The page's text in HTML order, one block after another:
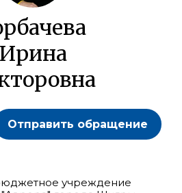
Ирина
Отправить обращение
учреждение